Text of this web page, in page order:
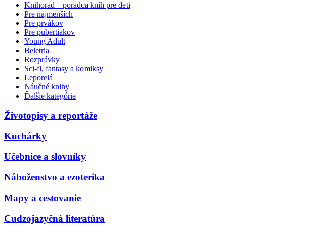
Knihorad – poradca kníh pre deti
Pre najmenších
Pre prvákov
Pre pubertiakov
Young Adult
Beletria
Rozprávky
Sci-fi, fantasy a komiksy
Leporelá
Náučné knihy
Ďalšie kategórie
Životopisy a reportáže
Kuchárky
Učebnice a slovníky
Náboženstvo a ezoterika
Mapy a cestovanie
Cudzojazyčná literatúra